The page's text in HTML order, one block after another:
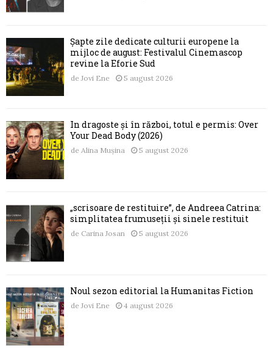
Șapte zile dedicate culturii europene la
mijloc de august: Festivalul Cinemascop
revine la Eforie Sud
de Jovi Ene 5 august 2026
În dragoste și în război, totul e permis: Over
Your Dead Body (2026)
de Alina Mușina 5 august 2026
„scrisoare de restituire”, de Andreea Catrina:
simplitatea frumuseții și sinele restituit
de Carina Josan 5 august 2026
Noul sezon editorial la Humanitas Fiction
de Jovi Ene 4 august 2026